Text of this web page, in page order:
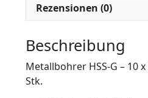
Rezensionen (0)
Beschreibung
Metallbohrer HSS-G – 10
Stk.